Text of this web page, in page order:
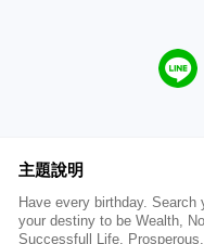
主題說明
Have every birthday.
your destiny to be Wealth,
Successfull Life, Prosperous.